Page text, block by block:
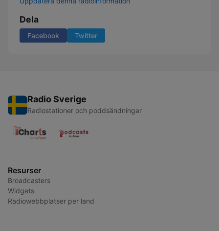
Dela
Facebook Twitter
Radio Sverige
Radiostationer och poddsändningar
Resurser
Broadcasters
Widgets
Radiowebbplatser per land